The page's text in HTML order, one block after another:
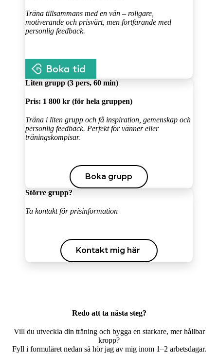
Träna tillsammans med en vän – roligare,
motiverande och prisvärt, men fortfarande med
personlig feedback.
Liten grupp (3 pers, 60 min)
Pris: 1 800 kr (för hela gruppen)
Träna i liten grupp och få inspiration, gemenskap och
personlig feedback. Perfekt för vänner eller
träningskompisar.
Boka grupp
Större grupp?
Ta kontakt för prisinformation
Kontakt mig här
Redo att ta nästa steg?
Vill du utveckla din träning och bygga en starkare, mer hållbar
kropp?
Fyll i formuläret nedan så hör jag av mig inom 1–2 arbetsdagar.